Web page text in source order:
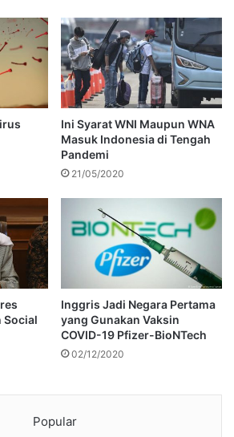
Ini Syarat WNI Maupun WNA
Masuk Indonesia di Tengah
Pandemi
21/05/2020
Social
Inggris Jadi Negara Pertama
yang Gunakan Vaksin
COVID-19 Pfizer-BioNTech
02/12/2020
Popular